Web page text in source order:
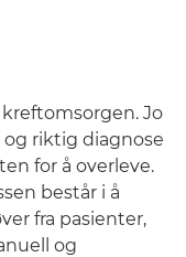
Jo
riktig diagnose
for å overleve.
består i å
fra pasienter,
og